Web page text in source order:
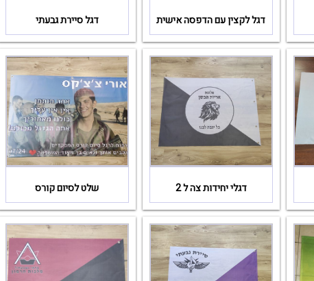
דגל לקצין עם הדפסה אישית דגל סיירת גבעתי
דגלי יחידות צה ל 2 שלט לסיום קורס